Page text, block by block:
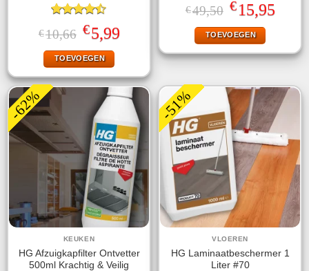
Gewaardeerd
4.47uit 5
€10,66 Oorspronkelijke
prijs
was:
€10,66.
€5,99Huidige
prijs
TOEVOEGEN
€49,50 Oorspronkelijke
prijs
was:
€49,50.
€15,95Huidige
prijs
TOEVOEGEN
-62%
KEUKEN
HG Afzuigkapfilter Ontvetter
500ml Krachtig & Veilig
-51%
VLOEREN
HG Laminaatbeschermer 1
Liter #70